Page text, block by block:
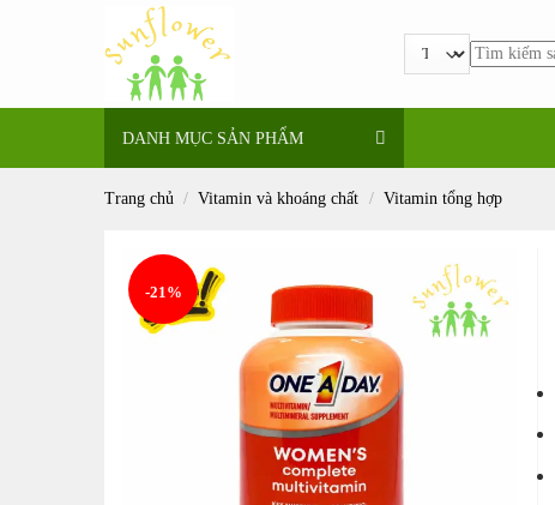
dung
Tìm
kiếm:
DANH MỤC SẢN PHẨM
Trang chủ / Vitamin và khoáng chất / Vitamin tổng hợp
-21%